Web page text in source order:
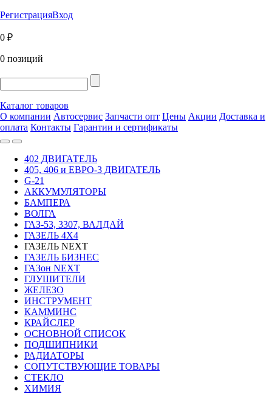
РегистрацияВход
0 ₽
0 позиций
Каталог товаров
О компании Автосервис Запчасти опт Цены Акции Доставка и
оплата Контакты Гарантии и сертификаты
402 ДВИГАТЕЛЬ
405, 406 и ЕВРО-3 ДВИГАТЕЛЬ
G-21
АККУМУЛЯТОРЫ
БАМПЕРА
ВОЛГА
ГАЗ-53, 3307, ВАЛДАЙ
ГАЗЕЛЬ 4Х4
ГАЗЕЛЬ NEXT
ГАЗЕЛЬ БИЗНЕС
ГАЗон NEXT
ГЛУШИТЕЛИ
ЖЕЛЕЗО
ИНСТРУМЕНТ
КАММИНС
КРАЙСЛЕР
ОСНОВНОЙ СПИСОК
ПОДШИПНИКИ
РАДИАТОРЫ
СОПУТСТВУЮЩИЕ ТОВАРЫ
СТЕКЛО
ХИМИЯ